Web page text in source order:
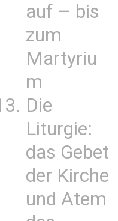
auf – bis
zum
Martyriu
m
Die
Liturgie:
das Gebet
der Kirche
und Atem